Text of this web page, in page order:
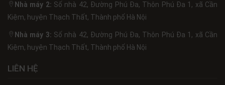
Nhà máy 2: Số nhà 42, Đường Phú Đa, Thôn Phú Đa 1, xã Cần
Kiệm, huyện Thạch Thất, Thành phố Hà Nội
Nhà máy 3: Số nhà 42, Đường Phú Đa, Thôn Phú Đa 1, xã Cần
Kiệm, huyện Thạch Thất, Thành phố Hà Nội
LIÊN HỆ